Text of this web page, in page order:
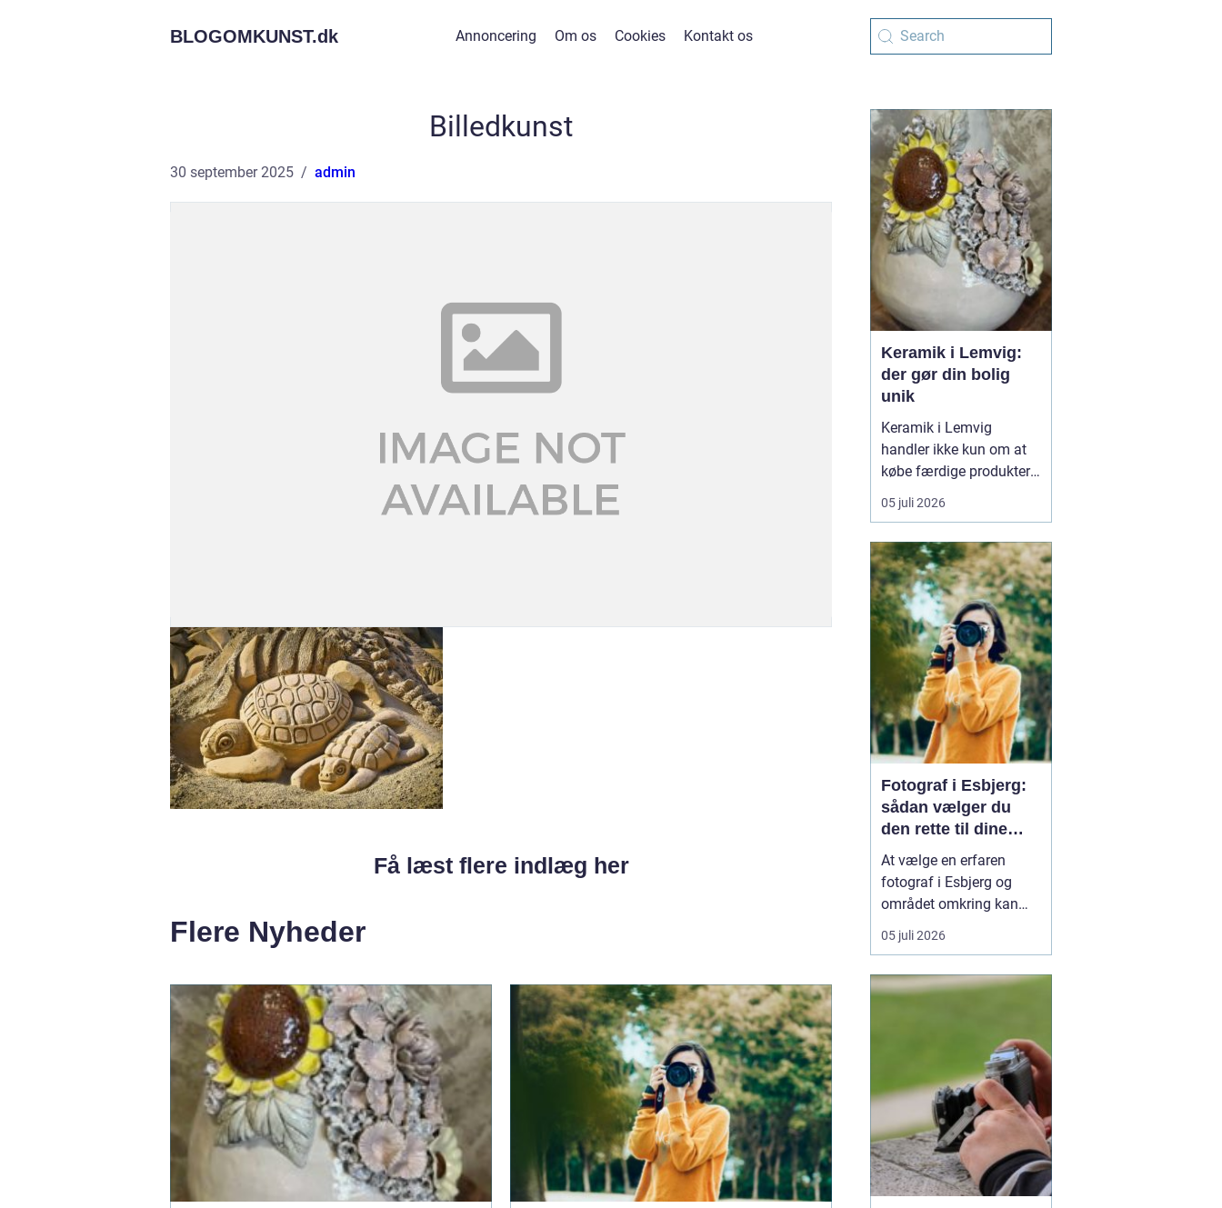
BLOGOMKUNST.dk Annoncering Om os Cookies Kontakt os
Billedkunst
30 september 2025 admin
Få læst flere indlæg her
Flere Nyheder
Keramik i Lemvig:
der gør din bolig
unik
Keramik i Lemvig
handler ikke kun om at
købe færdige produkter.
Mange vælger at tage
del i processen, lære
hvordan leret forandrer
sig under hænderne. På
den måde bliver
keramikke...
05 juli 2026
Fotograf i Esbjerg:
sådan vælger du
den rette til dine
vigtigste minder
At vælge en erfaren
fotograf i Esbjerg og
området omkring kan
gøre forskellen mellem
billeder, du hurtigt
får lov at hænge på
dygtig fotograf planlæ...
05 juli 2026